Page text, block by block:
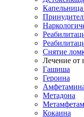
Капельница
Снятие
Лечение от
Гашиша
Героина
Метадона
Кокаина